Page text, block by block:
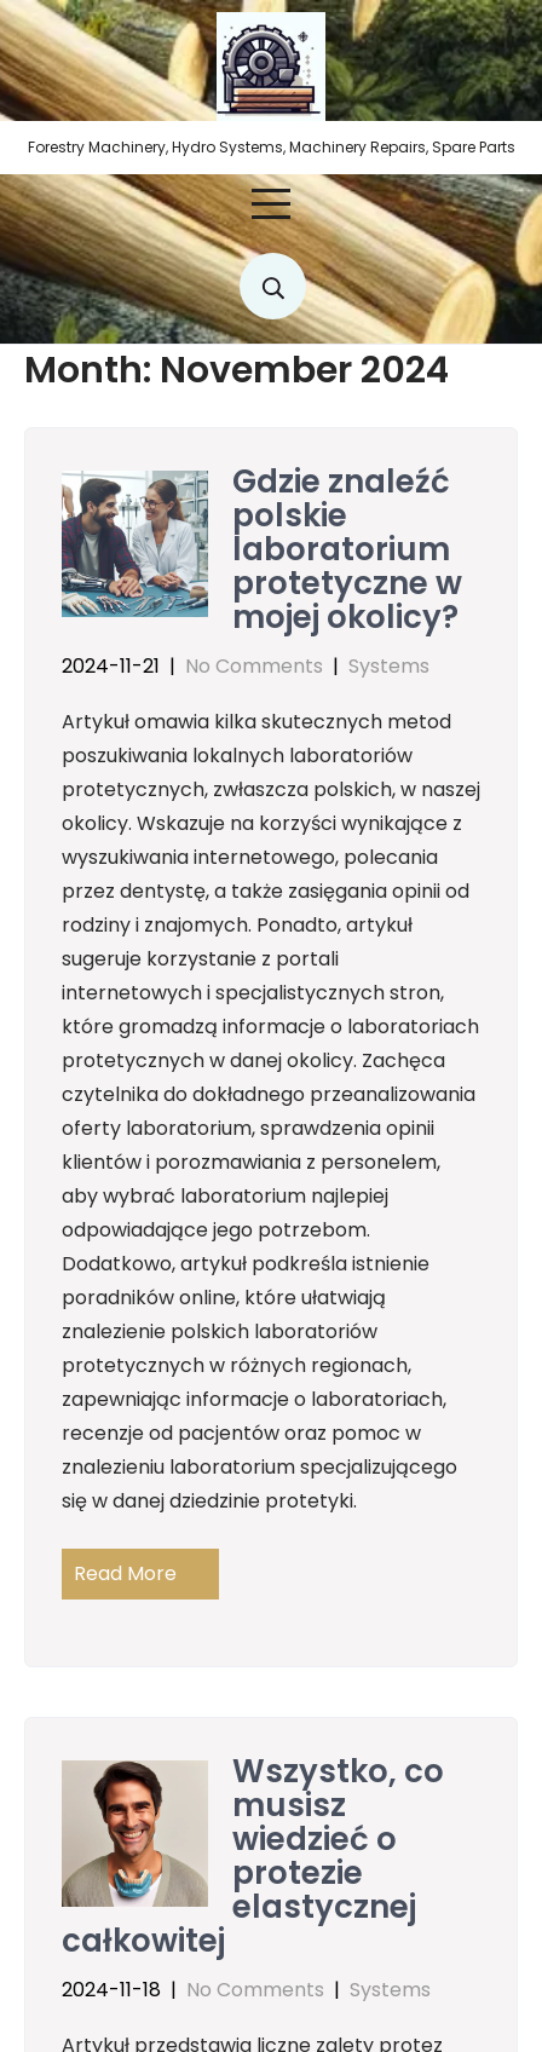
Skip
to
content
Forestry Machinery, Hydro Systems, Machinery Repairs, Spare Parts
Month: November 2024
Gdzie znaleźć
polskie
laboratorium
protetyczne w
mojej okolicy?
2024-11-21 | No Comments | Systems
Artykuł omawia kilka skutecznych metod
poszukiwania lokalnych laboratoriów
protetycznych, zwłaszcza polskich, w naszej
okolicy. Wskazuje na korzyści wynikające z
wyszukiwania internetowego, polecania
przez dentystę, a także zasięgania opinii od
rodziny i znajomych. Ponadto, artykuł
sugeruje korzystanie z portali
internetowych i specjalistycznych stron,
które gromadzą informacje o laboratoriach
protetycznych w danej okolicy. Zachęca
czytelnika do dokładnego przeanalizowania
oferty laboratorium, sprawdzenia opinii
klientów i porozmawiania z personelem,
aby wybrać laboratorium najlepiej
odpowiadające jego potrzebom.
Dodatkowo, artykuł podkreśla istnienie
poradników online, które ułatwiają
znalezienie polskich laboratoriów
protetycznych w różnych regionach,
zapewniając informacje o laboratoriach,
recenzje od pacjentów oraz pomoc w
znalezieniu laboratorium specjalizującego
się w danej dziedzinie protetyki.
Read More
Wszystko, co
musisz
wiedzieć o
protezie
elastycznej
całkowitej
2024-11-18 | No Comments | Systems
Artykuł przedstawia liczne zalety protez